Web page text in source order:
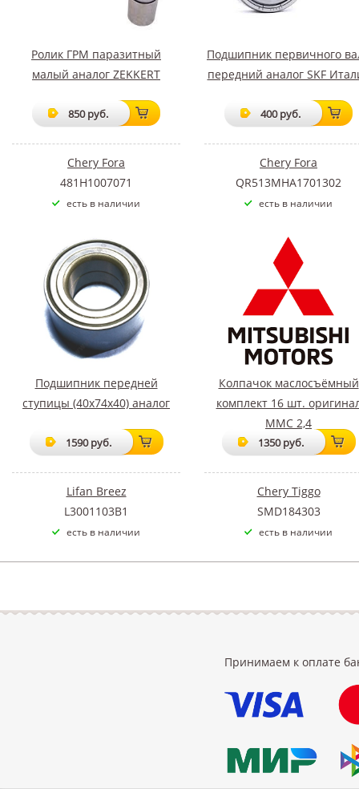
Ролик ГРМ паразитный
малый аналог ZEKKERT
850 руб.
Chery Fora
481H1007071
есть в наличии
Подшипник первичного
передний аналог SKF
400 руб.
Chery Fora
QR513MHA1701302
есть в наличии
Подшипник передней
ступицы (40х74х40) аналог
1590 руб.
Lifan Breez
L3001103B1
есть в наличии
Колпачок маслосъёмный
комплект 16 шт.
ММС 2,4
1350 руб.
Chery Tiggo
SMD184303
есть в наличии
Принимаем к оплате